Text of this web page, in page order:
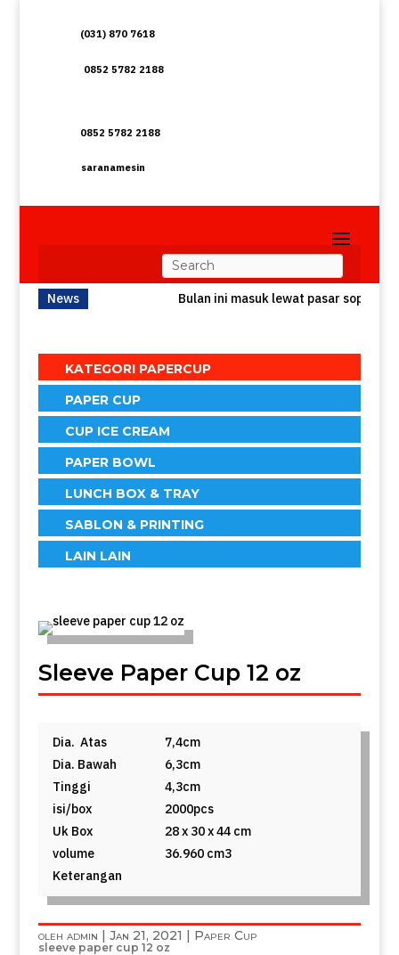
(031) 870 7618
0852 5782 2188
0852 5782 2188
saranamesin
News Bulan ini masuk lewat pasar soponyono
KATEGORI PAPERCUP
PAPER CUP
CUP ICE CREAM
PAPER BOWL
LUNCH BOX & TRAY
SABLON & PRINTING
LAIN LAIN
Sleeve Paper Cup 12 oz
Dia. Atas
7,4cm
Dia. Bawah
6,3cm
Tinggi
4,3cm
isi/box
2000pcs
Uk Box
28 x 30 x 44 cm
volume
36.960 cm3
Keterangan
oleh admin | Jan 21, 2021 | Paper Cup
sleeve paper cup 12 oz